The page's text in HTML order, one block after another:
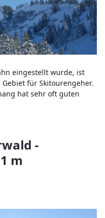
eingestellt wurde, ist
für Skitourengeher.
hat sehr oft guten
-
m